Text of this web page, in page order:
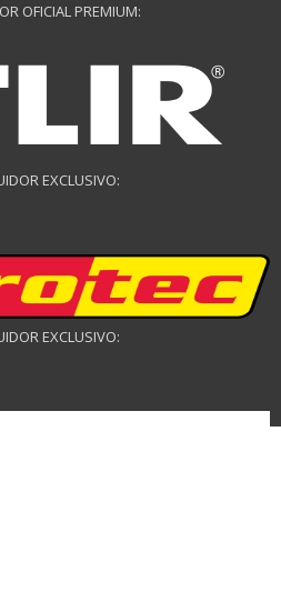
OFICIAL PREMIUM:
EXCLUSIVO:
EXCLUSIVO: